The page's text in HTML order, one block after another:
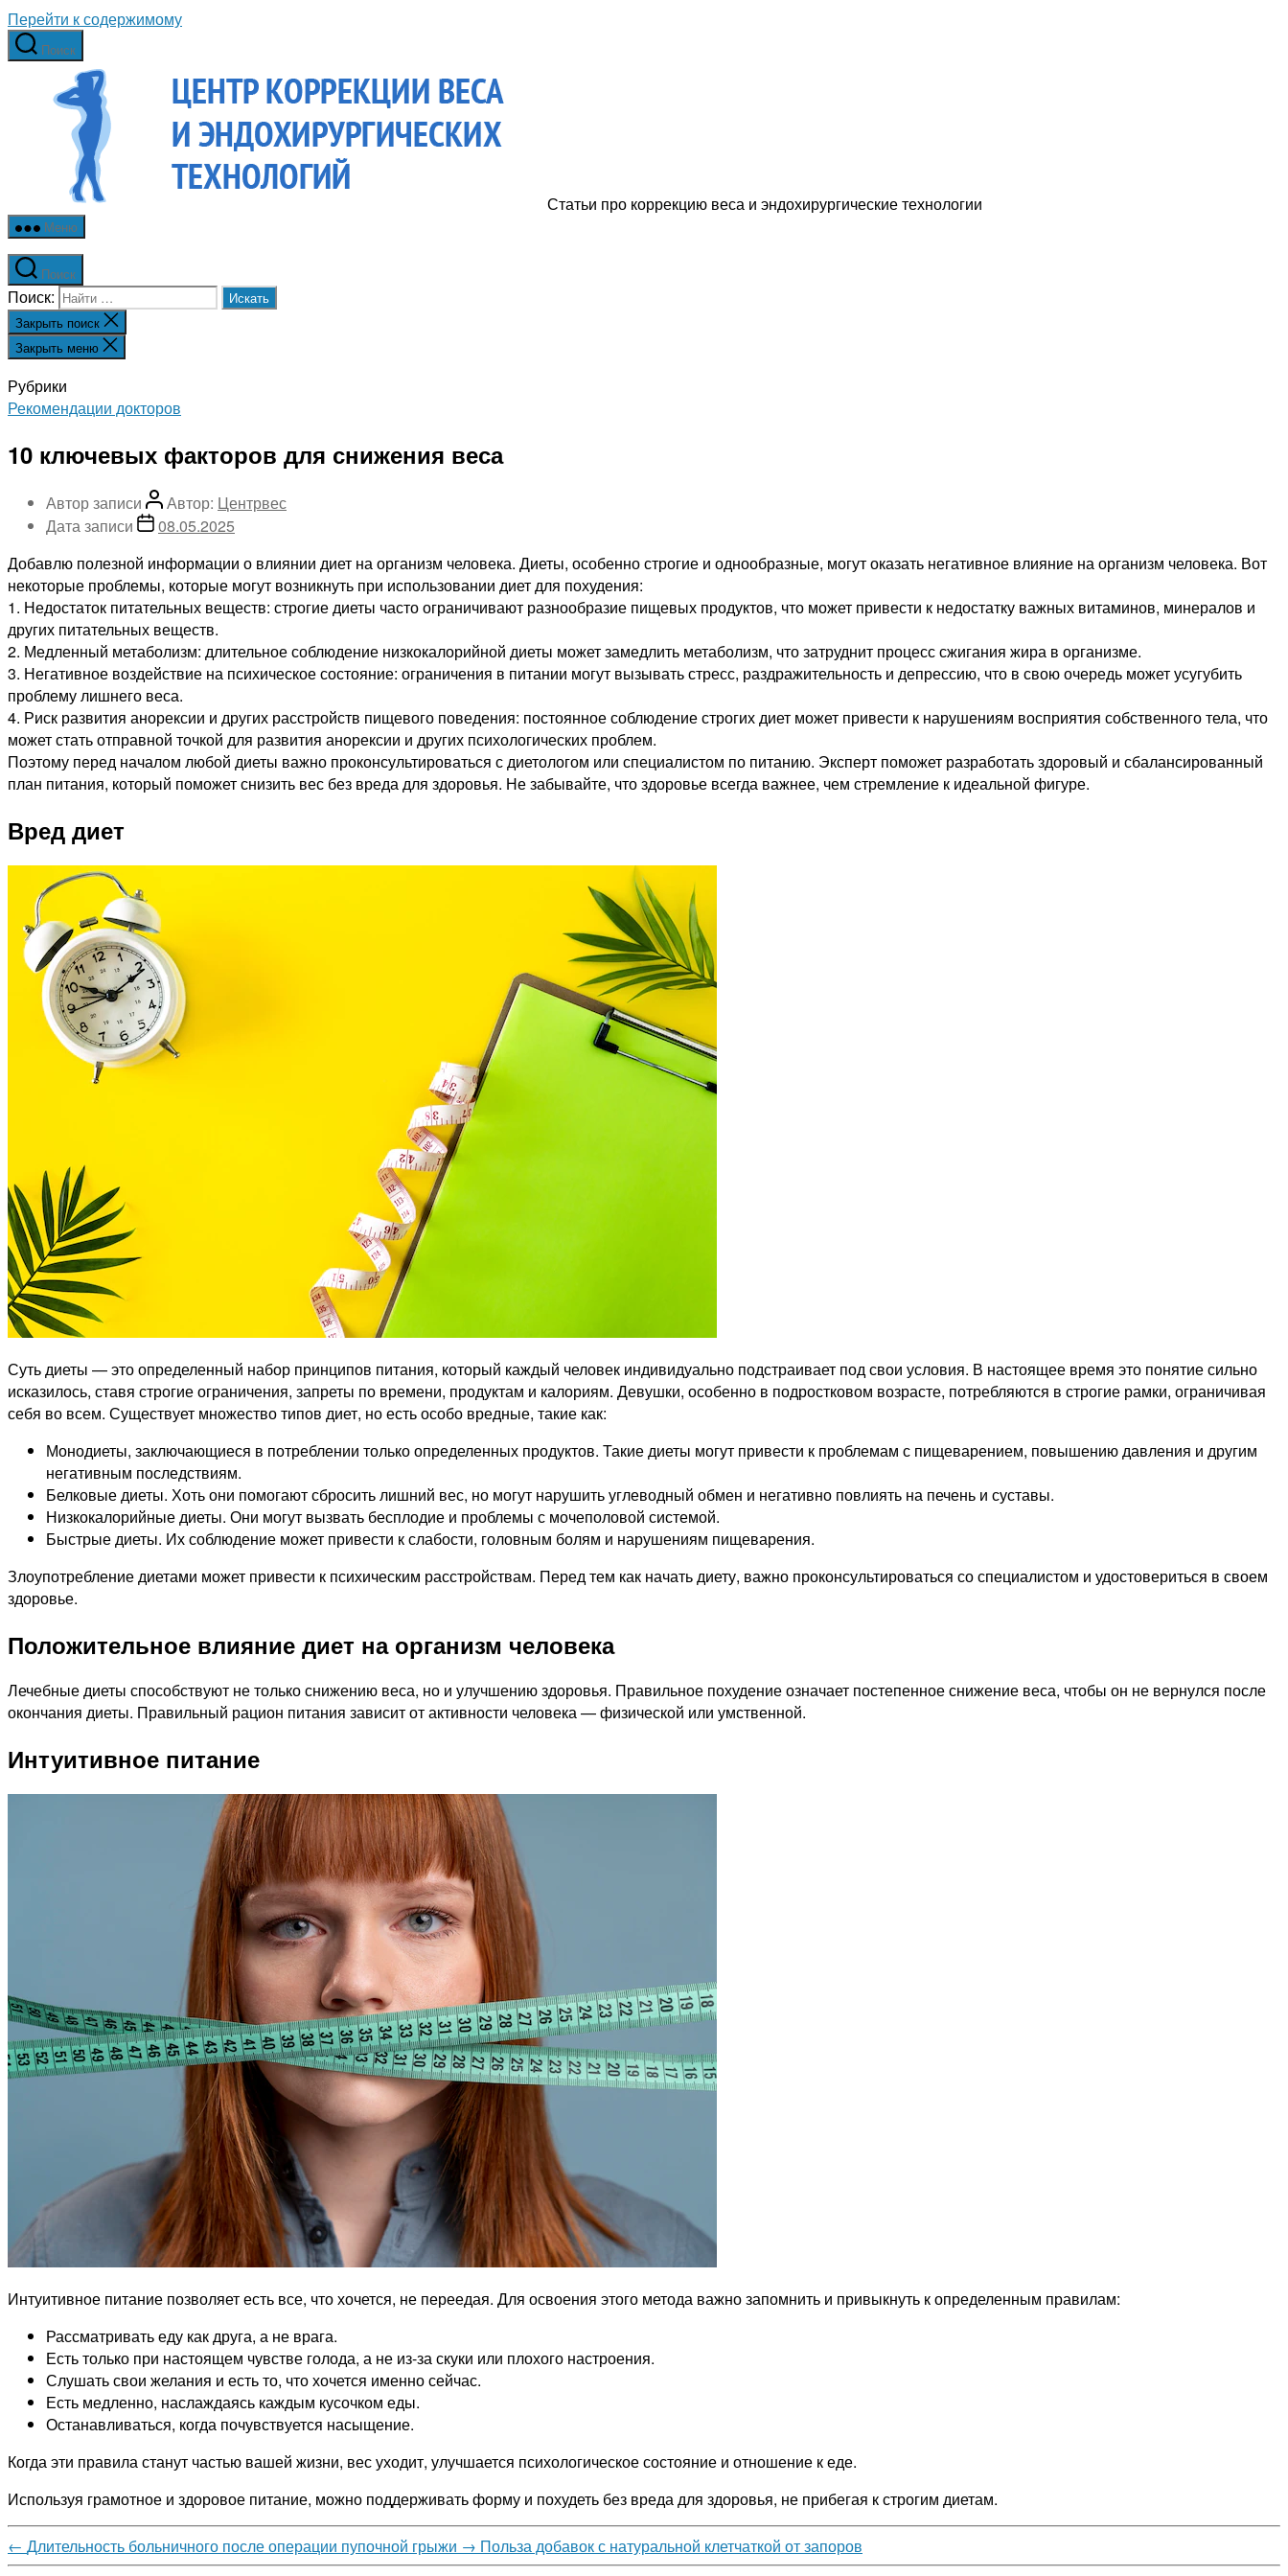
Перейти к содержимому
Поиск
Статьи про коррекцию веса и эндохирургические технологии
Меню
Поиск
Поиск:
Закрыть поиск
Закрыть меню
Рубрики
Рекомендации докторов
10 ключевых факторов для снижения веса
Автор записи Автор: Центрвес
Дата записи
08.05.2025
Добавлю полезной информации о влиянии диет на организм человека. Диеты, особенно строгие и однообразные, могут оказать негативное влияние на организм человека. Вот
некоторые проблемы, которые могут возникнуть при использовании диет для похудения:
1. Недостаток питательных веществ: строгие диеты часто ограничивают разнообразие пищевых продуктов, что может привести к недостатку важных витаминов, минералов и
других питательных веществ.
2. Медленный метаболизм: длительное соблюдение низкокалорийной диеты может замедлить метаболизм, что затруднит процесс сжигания жира в организме.
3. Негативное воздействие на психическое состояние: ограничения в питании могут вызывать стресс, раздражительность и депрессию, что в свою очередь может усугубить
проблему лишнего веса.
4. Риск развития анорексии и других расстройств пищевого поведения: постоянное соблюдение строгих диет может привести к нарушениям восприятия собственного тела, что
может стать отправной точкой для развития анорексии и других психологических проблем.
Поэтому перед началом любой диеты важно проконсультироваться с диетологом или специалистом по питанию. Эксперт поможет разработать здоровый и сбалансированный
план питания, который поможет снизить вес без вреда для здоровья. Не забывайте, что здоровье всегда важнее, чем стремление к идеальной фигуре.
Вред диет
Суть диеты — это определенный набор принципов питания, который каждый человек индивидуально подстраивает под свои условия. В настоящее время это понятие сильно
исказилось, ставя строгие ограничения, запреты по времени, продуктам и калориям. Девушки, особенно в подростковом возрасте, потребляются в строгие рамки, ограничивая
себя во всем. Существует множество типов диет, но есть особо вредные, такие как:
Монодиеты, заключающиеся в потреблении только определенных продуктов. Такие диеты могут привести к проблемам с пищеварением, повышению давления и другим
негативным последствиям.
Белковые диеты. Хоть они помогают сбросить лишний вес, но могут нарушить углеводный обмен и негативно повлиять на печень и суставы.
Низкокалорийные диеты. Они могут вызвать бесплодие и проблемы с мочеполовой системой.
Быстрые диеты. Их соблюдение может привести к слабости, головным болям и нарушениям пищеварения.
Злоупотребление диетами может привести к психическим расстройствам. Перед тем как начать диету, важно проконсультироваться со специалистом и удостовериться в своем
здоровье.
Положительное влияние диет на организм человека
Лечебные диеты способствуют не только снижению веса, но и улучшению здоровья. Правильное похудение означает постепенное снижение веса, чтобы он не вернулся после
окончания диеты. Правильный рацион питания зависит от активности человека — физической или умственной.
Интуитивное питание
Интуитивное питание позволяет есть все, что хочется, не переедая. Для освоения этого метода важно запомнить и привыкнуть к определенным правилам:
Рассматривать еду как друга, а не врага.
Есть только при настоящем чувстве голода, а не из-за скуки или плохого настроения.
Слушать свои желания и есть то, что хочется именно сейчас.
Есть медленно, наслаждаясь каждым кусочком еды.
Останавливаться, когда почувствуется насыщение.
Когда эти правила станут частью вашей жизни, вес уходит, улучшается психологическое состояние и отношение к еде.
Используя грамотное и здоровое питание, можно поддерживать форму и похудеть без вреда для здоровья, не прибегая к строгим диетам.
← Длительность больничного после операции пупочной грыжи → Польза добавок с натуральной клетчаткой от запоров